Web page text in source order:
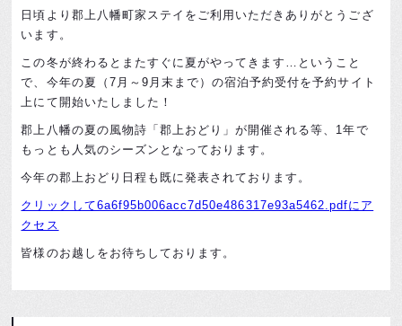
日頃より郡上八幡町家ステイをご利用いただきありがとうござ
います。
この冬が終わるとまたすぐに夏がやってきます…ということ
で、今年の夏（7月～9月末まで）の宿泊予約受付を予約サイト
上にて開始いたしました！
郡上八幡の夏の風物詩「郡上おどり」が開催される等、1年で
もっとも人気のシーズンとなっております。
今年の郡上おどり日程も既に発表されております。
クリックして6a6f95b006acc7d50e486317e93a5462.pdfにア
クセス
皆様のお越しをお待ちしております。